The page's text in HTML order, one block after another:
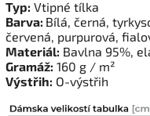
Typ: Vtipné tílka
Barva: Bílá, černá,
červená, purpurová,
Materiál: Bavlna 95%,
Gramáž: 160 g / m²
Výstřih: O-výstřih